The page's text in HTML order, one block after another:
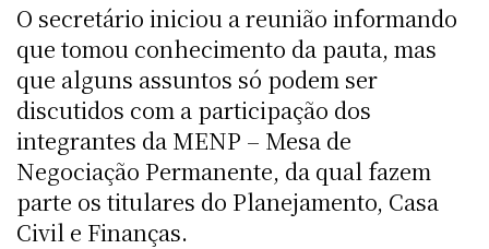
O secretário iniciou a reunião informando
que tomou conhecimento da pauta, mas
que alguns assuntos só podem ser
discutidos com a participação dos
integrantes da MENP – Mesa de
Negociação Permanente, da qual fazem
parte os titulares do Planejamento, Casa
Civil e Finanças.